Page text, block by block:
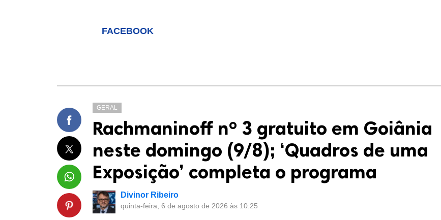
FACEBOOK
GERAL
Rachmaninoff nº 3 gratuito em Goiânia
neste domingo (9/8); ‘Quadros de uma
Exposição’ completa o programa
Divinor Ribeiro
quinta-feira, 6 de agosto de 2026 às 10:25